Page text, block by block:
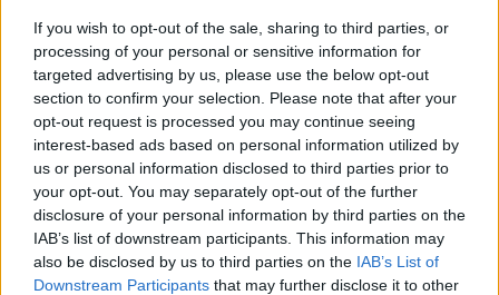
If you wish to opt-out of the sale, sharing to third parties, or
processing of your personal or sensitive information for
targeted advertising by us, please use the below opt-out
section to confirm your selection. Please note that after your
opt-out request is processed you may continue seeing
interest-based ads based on personal information utilized by
us or personal information disclosed to third parties prior to
your opt-out. You may separately opt-out of the further
disclosure of your personal information by third parties on the
IAB’s list of downstream participants. This information may
also be disclosed by us to third parties on the IAB’s List of
Downstream Participants that may further disclose it to other